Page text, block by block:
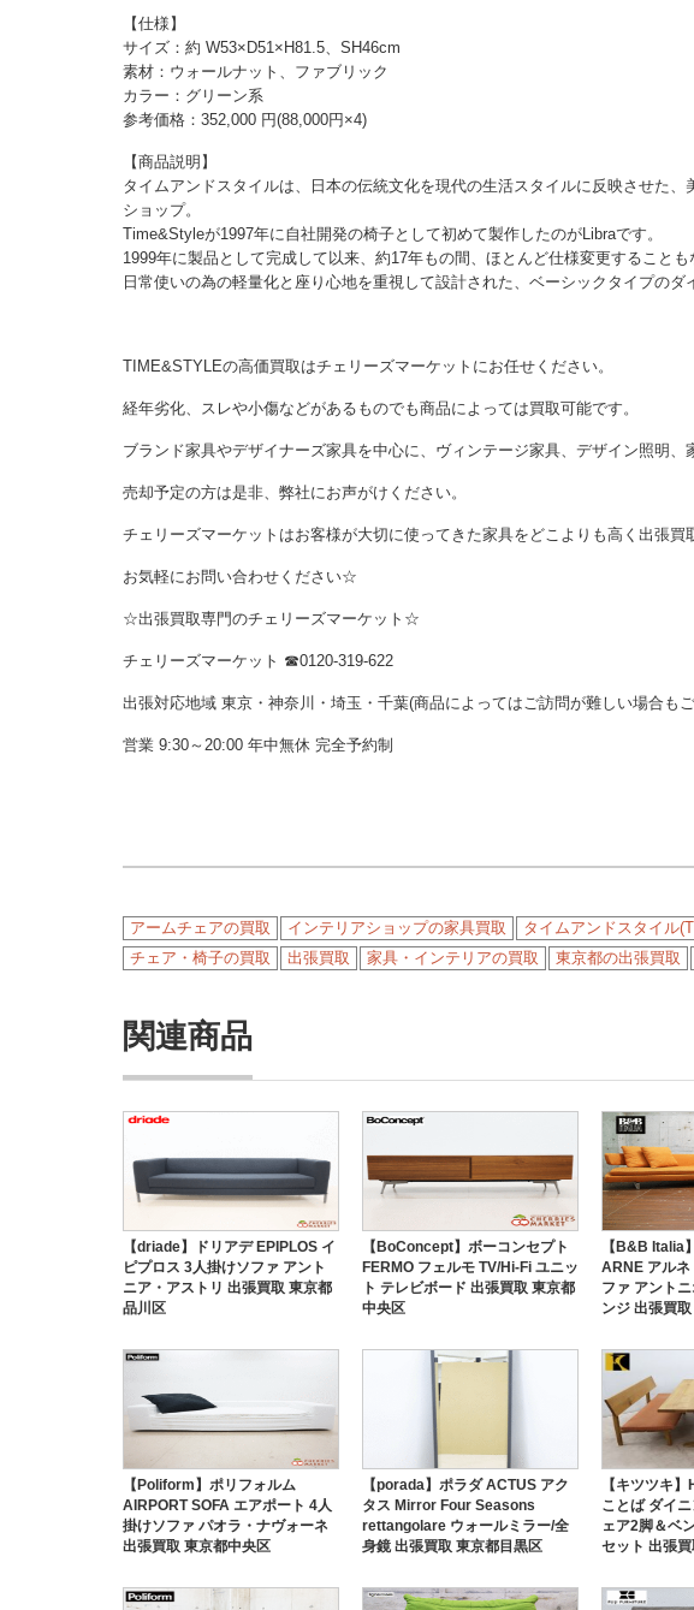
【仕様】
サイズ：約 W53×D51×H81.5、SH46cm
素材：ウォールナット、ファブリック
カラー：グリーン系
参考価格：352,000 円(88,000円×4)
【商品説明】
タイムアンドスタイルは、日本の伝統文化を現代の生活スタイルに反映させた
ショップ。
Time&Styleが1997年に自社開発の椅子として初めて製作したのがLibraです。
1999年に製品として完成して以来、約17年もの間、ほとんど仕様変更すること
日常使いの為の軽量化と座り心地を重視して設計された、ベーシックタイプのダ
TIME&STYLEの高価買取はチェリーズマーケットにお任せください。
経年劣化、スレや小傷などがあるものでも商品によっては買取可能です。
ブランド家具やデザイナーズ家具を中心に、ヴィンテージ家具、デザイン照明、
売却予定の方は是非、弊社にお声がけください。
チェリーズマーケットはお客様が大切に使ってきた家具をどこよりも高く出張買
お気軽にお問い合わせください☆
☆出張買取専門のチェリーズマーケット☆
チェリーズマーケット ☎︎0120-319-622
出張対応地域 東京・神奈川・埼玉・千葉(商品によってはご訪問が難しい場合も
営業 9:30～20:00 年中無休 完全予約制
アームチェアの買取 インテリアショップの家具買取 タイムアンドスタイル
チェア・椅子の買取
出張買取 家具・インテリアの買取 東京都の出張買取
関連商品
【driade】ドリアデ EPIPLOS イ
ピプロス 3人掛けソファ アント
ニア・アストリ 出張買取 東京都
品川区
【BoConcept】ボーコンセプト
FERMO フェルモ TV/Hi-Fi ユニッ
ト テレビボード 出張買取 東京都
中央区
【B&B Italia
ARNE アルネ
ファ アント
ンジ 出張買
【Poliform】ポリフォルム
AIRPORT SOFA エアポート 4人
掛けソファ パオラ・ナヴォーネ
出張買取 東京都中央区
【porada】ポラダ ACTUS アク
タス Mirror Four Seasons
rettangolare ウォールミラー/全
身鏡 出張買取 東京都目黒区
【キツツキ
ことば ダイ
ェア2脚＆ベ
セット 出張